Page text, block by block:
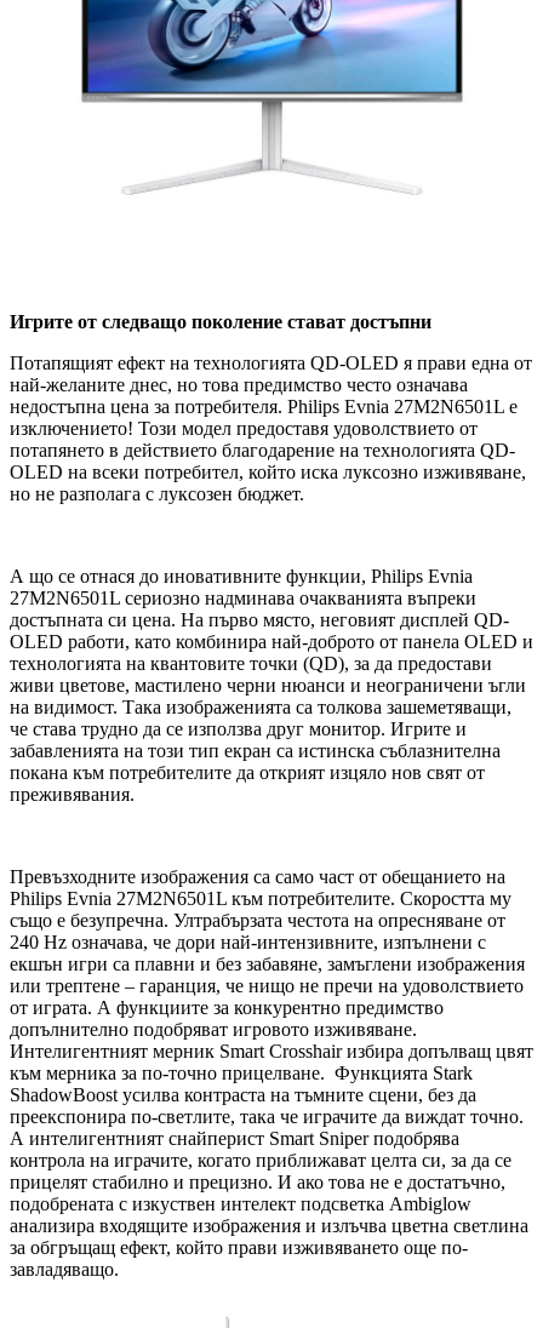
Игрите от следващо поколение стават достъпни
Потапящият ефект на технологията QD-OLED я прави една от
най-желаните днес, но това предимство често означава
недостъпна цена за потребителя. Philips Evnia 27M2N6501L е
изключението! Този модел предоставя удоволствието от
потапянето в действието благодарение на технологията QD-
OLED на всеки потребител, който иска луксозно изживяване,
но не разполага с луксозен бюджет.
А що се отнася до иновативните функции, Philips Evnia
27M2N6501L сериозно надминава очакванията въпреки
достъпната си цена. На първо място, неговият дисплей QD-
OLED работи, като комбинира най-доброто от панела OLED и
технологията на квантовите точки (QD), за да предостави
живи цветове, мастилено черни нюанси и неограничени ъгли
на видимост. Така изображенията са толкова зашеметяващи,
че става трудно да се използва друг монитор. Игрите и
забавленията на този тип екран са истинска съблазнителна
покана към потребителите да открият изцяло нов свят от
преживявания.
Превъзходните изображения са само част от обещанието на
Philips Evnia 27M2N6501L към потребителите. Скоростта му
също е безупречна. Ултрабързата честота на опресняване от
240 Hz означава, че дори най-интензивните, изпълнени с
екшън игри са плавни и без забавяне, замъглени изображения
или трептене – гаранция, че нищо не пречи на удоволствието
от играта. А функциите за конкурентно предимство
допълнително подобряват игровото изживяване.
Интелигентният мерник Smart Crosshair избира допълващ цвят
към мерника за по-точно прицелване. Функцията Stark
ShadowBoost усилва контраста на тъмните сцени, без да
преекспонира по-светлите, така че играчите да виждат точно.
А интелигентният снайперист Smart Sniper подобрява
контрола на играчите, когато приближават целта си, за да се
прицелят стабилно и прецизно. И ако това не е достатъчно,
подобрената с изкуствен интелект подсветка Ambiglow
анализира входящите изображения и излъчва цветна светлина
за обгръщащ ефект, който прави изживяването още по-
завладяващо.